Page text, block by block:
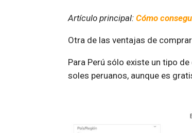
Artículo principal: Cómo
Otra de las ventajas de
Para Perú sólo existe un tipo
soles peruanos, aunque es